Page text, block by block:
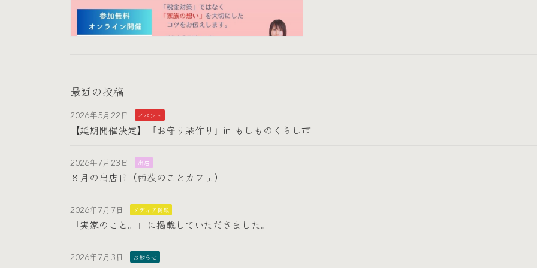
最近の投稿
2026年5月22日 イベント
【延期開催決定】「お守り栞作り」in もしものくらし市
2026年7月23日 出店
８月の出店日（西荻のことカフェ）
2026年7月7日 メディア掲載
「実家のこと。」に掲載していただきました。
2026年7月3日 お知らせ